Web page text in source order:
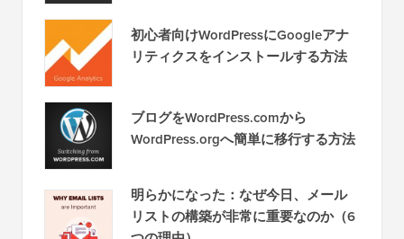
初心者向けWordPressにGoogleアナ
リティクスをインストールする方法
ブログをWordPress.comから
WordPress.orgへ簡単に移行する方法
明らかになった：なぜ今日、メール
リストの構築が非常に重要なのか（6